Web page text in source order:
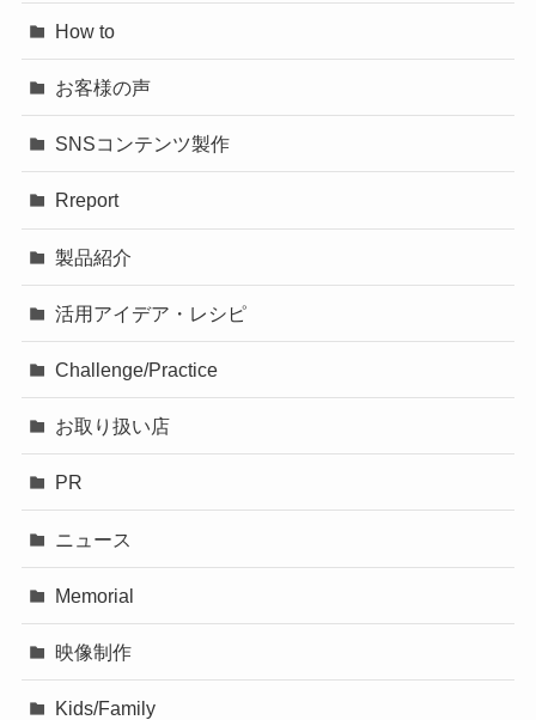
How to
お客様の声
SNSコンテンツ製作
Rreport
製品紹介
活用アイデア・レシピ
Challenge/Practice
お取り扱い店
PR
ニュース
Memorial
映像制作
Kids/Family